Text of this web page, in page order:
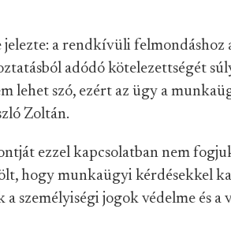
jelezte: a rendkívüli felmondáshoz
adódó kötelezettségét
lehet szó, ezért az ügy a
Zoltán.
ezzel kapcsolatban nem
hogy munkaügyi kérdésekkel
személyiségi jogok védelme és